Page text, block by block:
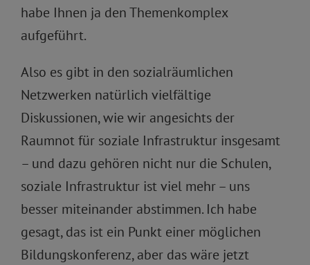
habe Ihnen ja den Themenkomplex
aufgeführt.
Also es gibt in den sozialräumlichen
Netzwerken natürlich vielfältige
Diskussionen, wie wir angesichts der
Raumnot für soziale Infrastruktur insgesamt
– und dazu gehören nicht nur die Schulen,
soziale Infrastruktur ist viel mehr – uns
besser miteinander abstimmen. Ich habe
gesagt, das ist ein Punkt einer möglichen
Bildungskonferenz, aber das wäre jetzt